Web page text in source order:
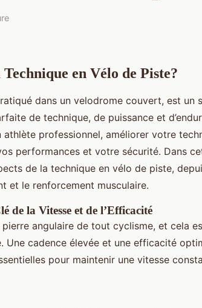
en Vélo de Piste?
dans un velodrome couvert, est un
de technique, de puissance et
professionnel, améliorer votre
performances et votre sécurité. Dans
de la technique en vélo de piste,
et le renforcement musculaire.
de la Vitesse et de l’Efficacité
angulaire de tout cyclisme, et cela
Une cadence élevée et une efficacité
pour maintenir une vitesse